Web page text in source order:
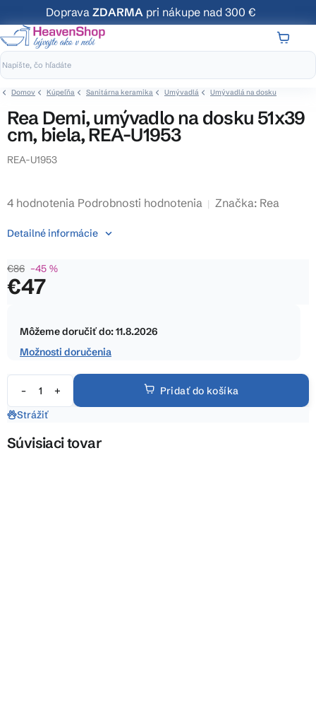
na
obsah
Doprava ZDARMA pri nákupe nad 300 €
Domov Kúpeľňa Sanitárna keramika Umývadlá Umývadlá na dosku
Rea Demi, umývadlo na dosku 51x39
cm, biela, REA-U1953
REA-U1953
Priemerné
produktu
4,5
z
4 hodnotenia Podrobnosti hodnotenia Značka: Rea
€86 –45 %
€47
cena:
Môžeme doručiť do:11.8.2026
Možnosti doručenia
Pridať do košíka
Detailné informácie
Strážiť
Súvisiaci tovar